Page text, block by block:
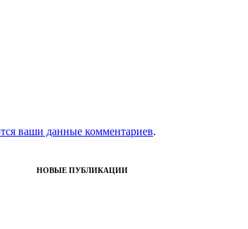
ваши данные комментариев.
НОВЫЕ ПУБЛИКАЦИИ